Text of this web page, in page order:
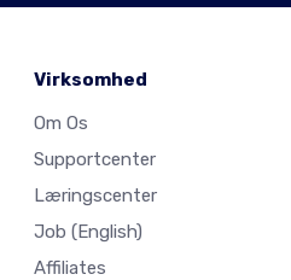
Virksomhed
Om Os
Supportcenter
Læringscenter
Job (English)
Affiliates